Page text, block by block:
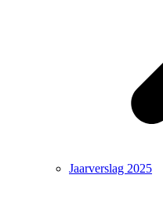
Jaarverslag 2025